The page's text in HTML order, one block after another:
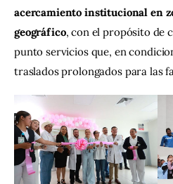
acercamiento institucional en
geográfico, con el propósito de
punto servicios que, en
traslados prolongados para las